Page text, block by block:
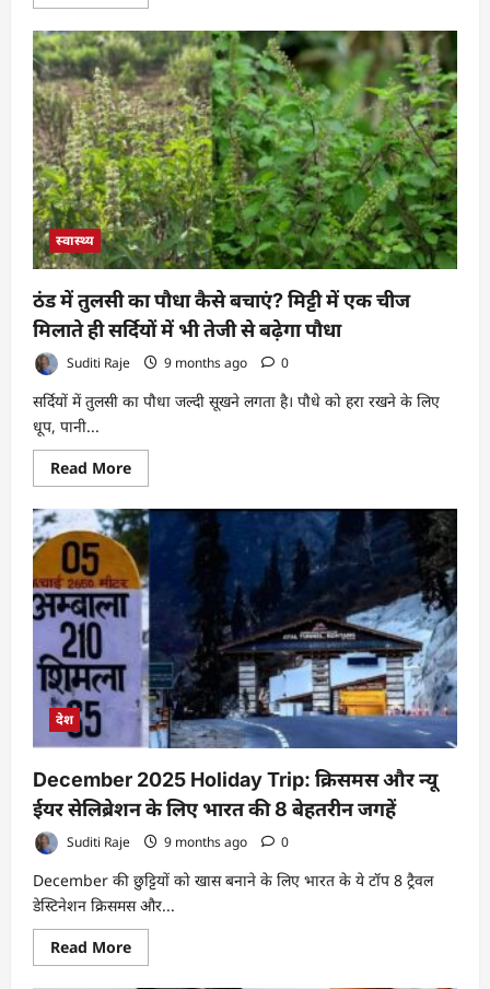
घर
पर
बनाएं
नेचुरल
पिंक
लिपस्टिक,
होंठ
होंगे
गुलाबी
और
मुलायम
स्वास्थ्य
ठंड में तुलसी का पौधा कैसे बचाएं? मिट्टी में एक चीज
मिलाते ही सर्दियों में भी तेजी से बढ़ेगा पौधा
Suditi Raje 9 months ago 0
सर्दियों में तुलसी का पौधा जल्दी सूखने लगता है। पौधे को हरा रखने के लिए
धूप, पानी...
Read MoreRead
more
ठंड
में
तुलसी
का
पौधा
कैसे
बचाएं?
में
एक
चीज
मिलाते
ही
सर्दियों
में
भी
से
बढ़ेगा
पौधा
देश
December 2025 Holiday Trip: क्रिसमस और न्यू
ईयर सेलिब्रेशन के लिए भारत की 8 बेहतरीन जगहें
Suditi Raje 9 months ago 0
December की छुट्टियों को खास बनाने के लिए भारत के ये टॉप 8 ट्रैवल
डेस्टिनेशन क्रिसमस और...
Read MoreRead
more